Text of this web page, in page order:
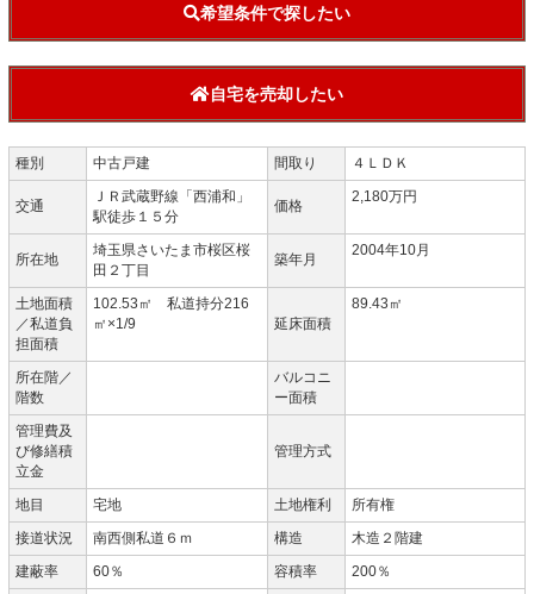
希望条件で探したい
自宅を売却したい
種別 中古戸建 間取り ４ＬＤＫ
交通
ＪＲ武蔵野線「西浦和」
駅徒歩１５分
価格
2,180万円
所在地
埼玉県さいたま市桜区桜
田２丁目
築年月
2004年10月
土地面積
／私道負
担面積
102.53㎡ 私道持分216
㎡×1/9
延床面積
89.43㎡
所在階／
階数
バルコニ
ー面積
管理費及
び修繕積
立金
管理方式
地目 宅地 土地権利
所有権
接道状況
南西側私道６ｍ 構造
木造２階建
建蔽率
60％ 容積率
200％